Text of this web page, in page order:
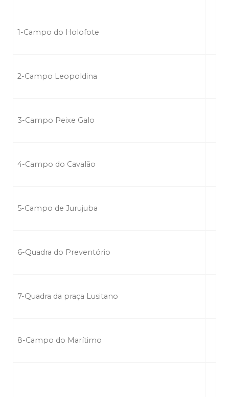
1-Campo do Holofote
2-Campo Leopoldina
3-Campo Peixe Galo
4-Campo do Cavalão
5-Campo de Jurujuba
6-Quadra do Preventório
7-Quadra da praça Lusitano
8-Campo do Marítimo